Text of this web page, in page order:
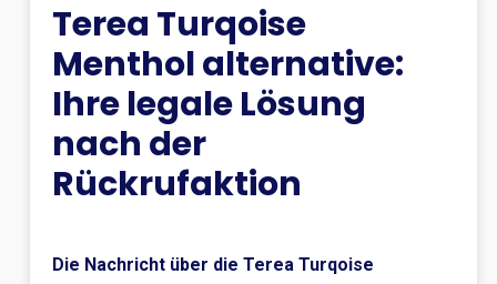
Terea Turqoise
Menthol alternative:
Ihre legale Lösung
nach der
Rückrufaktion
Die Nachricht über die Terea Turqoise